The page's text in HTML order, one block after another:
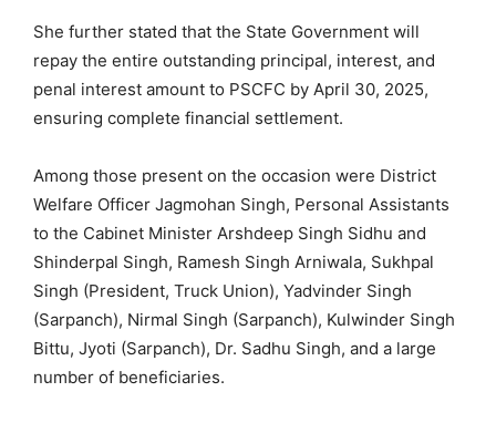
She further stated that the State Government will
repay the entire outstanding principal, interest, and
penal interest amount to PSCFC by April 30, 2025,
ensuring complete financial settlement.
Among those present on the occasion were District
Welfare Officer Jagmohan Singh, Personal Assistants
to the Cabinet Minister Arshdeep Singh Sidhu and
Shinderpal Singh, Ramesh Singh Arniwala, Sukhpal
Singh (President, Truck Union), Yadvinder Singh
(Sarpanch), Nirmal Singh (Sarpanch), Kulwinder Singh
Bittu, Jyoti (Sarpanch), Dr. Sadhu Singh, and a large
number of beneficiaries.